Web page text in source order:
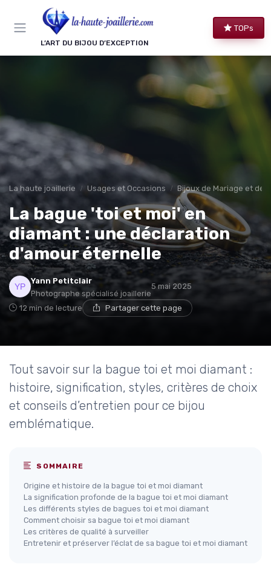
L’ART DU BIJOU D’EXCEPTION
TOPs
La haute joaillerie Usages et Occasions Bijoux de Mariage et de
La bague 'toi et moi' en
diamant : une déclaration
d'amour éternelle
Yann Petitclair
Photographe spécialisé joaillerie
5 mai 2025
12 min de lecture Partager cette page
Tout savoir sur la bague toi et moi diamant :
histoire, signification, styles, critères de choix
et conseils d’entretien pour ce bijou
emblématique.
SOMMAIRE
Origine et histoire de la bague toi et moi diamant
La signification profonde de la bague toi et moi diamant
Les différents styles de bagues toi et moi diamant
Comment choisir sa bague toi et moi diamant
Les critères de qualité à surveiller
Entretenir et préserver l’éclat de sa bague toi et moi diamant
Panneau de gestion des cookies